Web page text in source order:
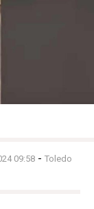
09:58 - Toledo